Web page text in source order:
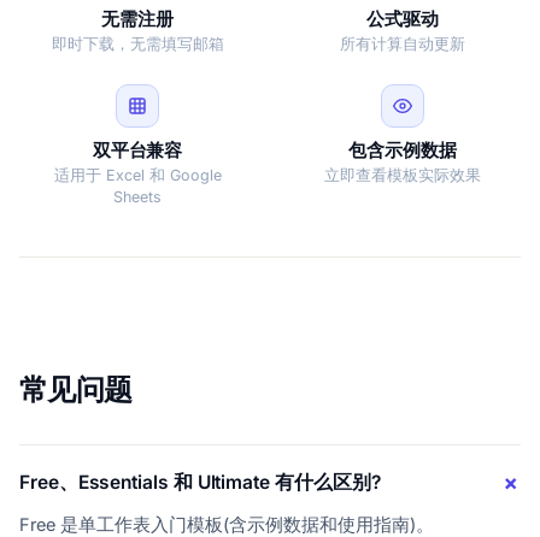
无需注册
即时下载，无需填写邮箱
公式驱动
所有计算自动更新
双平台兼容
适用于 Excel 和 Google
Sheets
包含示例数据
立即查看模板实际效果
常见问题
Free、Essentials 和 Ultimate 有什么区别?
Free 是单工作表入门模板(含示例数据和使用指南)。